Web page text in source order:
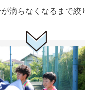
が滴らなくなるまで絞